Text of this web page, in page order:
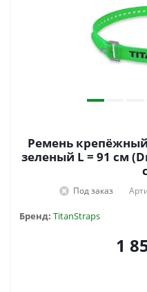
Ремень
зеленый L = 91 см
Под заказ
Бренд: TitanStraps
1